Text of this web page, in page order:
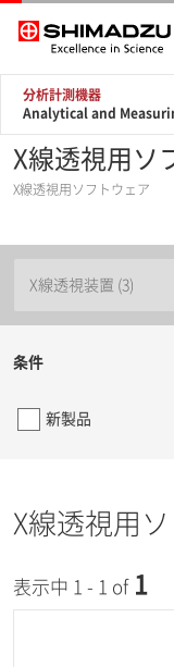
分析計測機器
Analytical and
X線透視用ソ
X線透視用ソフトウェア
条件
新製品
X線透視用
表示中 1 - 1 of 1